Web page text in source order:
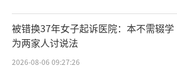
被错换37年女子起诉医院：本不需辍学
为两家人讨说法
2026-08-06 09:27:26